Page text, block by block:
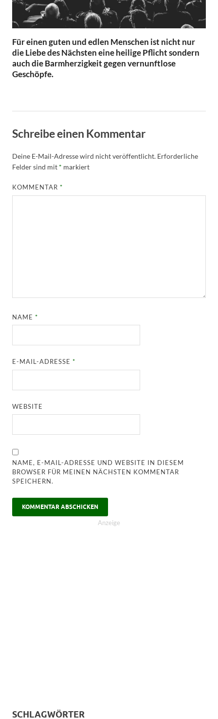
Für einen guten und edlen Menschen ist nicht nur
die Liebe des Nächsten eine heilige Pflicht sondern
auch die Barmherzigkeit gegen vernunftlose
Geschöpfe.
Schreibe einen Kommentar
Deine E-Mail-Adresse wird nicht veröffentlicht. Erforderliche
Felder sind mit * markiert
KOMMENTAR*
NAME*
E-MAIL-ADRESSE*
WEBSITE
NAME, E-MAIL-ADRESSE UND WEBSITE IN DIESEM
BROWSER FÜR MEINEN NÄCHSTEN KOMMENTAR
SPEICHERN.
Anzeige
SCHLAGWÖRTER